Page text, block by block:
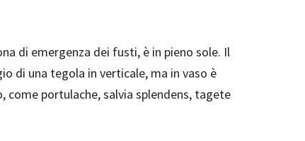
di emergenza dei fusti, è in pieno sole. Il
di una tegola in verticale, ma in vaso è
come portulache, salvia splendens, tagete